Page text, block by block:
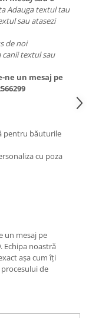
Adauga textul tau
sau atasezi
de noi
canii textul sau
ne un mesaj pe
pentru băuturile
cu poza
un mesaj pe
. Echipa noastră
așa cum îți
de